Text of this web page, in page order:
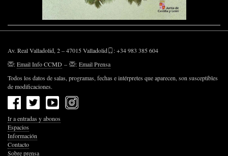
Av. Real Valladolid, 2 – 47015 Valladolid
: +34 983 385 604
:Email Info CCMD – : Email Prensa
Todos los datos de salas, programas, fechas e intérpretes que aparecen, son susceptibles
de modificaciones.
Ir a entradas y abonos
Espacios
Información
Contacto
Sobre prensa